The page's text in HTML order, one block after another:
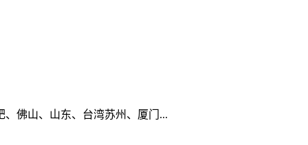
佛山、山东、台湾苏州、厦门...